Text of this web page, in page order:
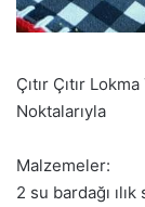
Çıtır Çıtır
Noktalarıyla
Malzemeler:
2 su bardağı ılık